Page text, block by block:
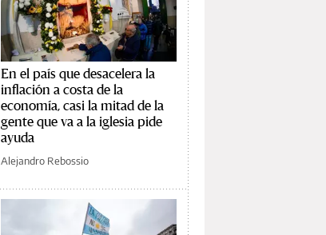
En el país que desacelera la
inflación a costa de la
economía, casi la mitad de la
gente que va a la iglesia pide
ayuda
Alejandro Rebossio